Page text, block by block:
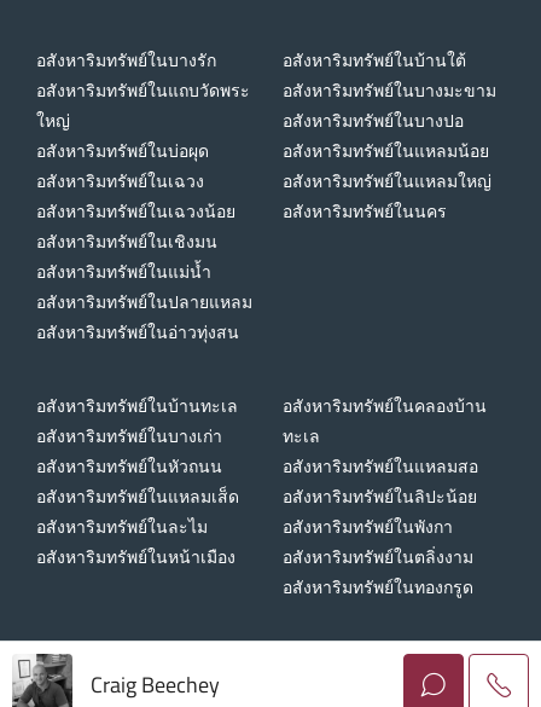
อสังหาริมทรัพย์ในบางรัก
อสังหาริมทรัพย์ในแถบวัดพระ
ใหญ่
อสังหาริมทรัพย์ในบ่อผุด
อสังหาริมทรัพย์ในเฉวง
อสังหาริมทรัพย์ในเฉวงน้อย
อสังหาริมทรัพย์ในเชิงมน
อสังหาริมทรัพย์ในแม่น้ำ
อสังหาริมทรัพย์ในปลายแหลม
อสังหาริมทรัพย์ในอ่าวทุ่งสน
อสังหาริมทรัพย์ในบ้านใต้
อสังหาริมทรัพย์ในบางมะขาม
อสังหาริมทรัพย์ในบางปอ
อสังหาริมทรัพย์ในแหลมน้อย
อสังหาริมทรัพย์ในแหลมใหญ่
อสังหาริมทรัพย์ในนคร
อสังหาริมทรัพย์ในบ้านทะเล
อสังหาริมทรัพย์ในบางเก่า
อสังหาริมทรัพย์ในหัวถนน
อสังหาริมทรัพย์ในแหลมเส็ด
อสังหาริมทรัพย์ในละไม
อสังหาริมทรัพย์ในหน้าเมือง
อสังหาริมทรัพย์ในคลองบ้าน
ทะเล
อสังหาริมทรัพย์ในแหลมสอ
อสังหาริมทรัพย์ในลิปะน้อย
อสังหาริมทรัพย์ในพังกา
อสังหาริมทรัพย์ในตลิ่งงาม
อสังหาริมทรัพย์ในทองกรูด
ลิขสิทธิ์ © 2026 ฮอไรซอน โฮม เกาะสมุย
Craig Beechey